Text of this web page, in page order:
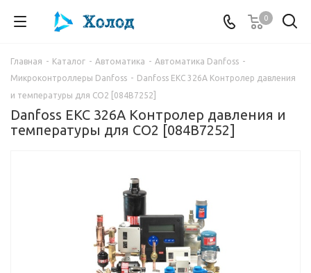
0
Главная - Каталог - Автоматика - Автоматика Danfoss -
Микроконтроллеры Danfoss - Danfoss EKC 326A Контролер давления
и температуры для СО2 [084B7252]
Danfoss EKC 326A Контролер давления и
температуры для СО2 [084B7252]